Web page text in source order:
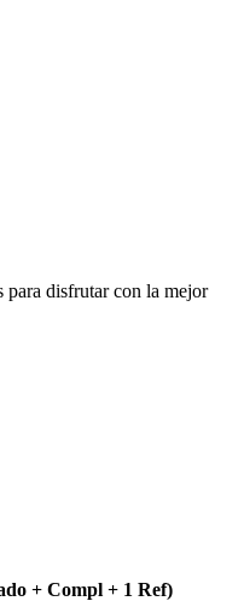
para disfrutar con la mejor
+ Compl + 1 Ref)